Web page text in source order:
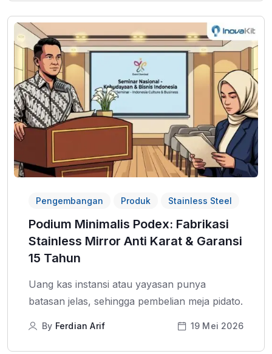
Pengembangan Produk Stainless Steel
Podium Minimalis Podex: Fabrikasi
Stainless Mirror Anti Karat & Garansi
15 Tahun
Uang kas instansi atau yayasan punya
batasan jelas, sehingga pembelian meja pidato.
By Ferdian Arif 19 Mei 2026